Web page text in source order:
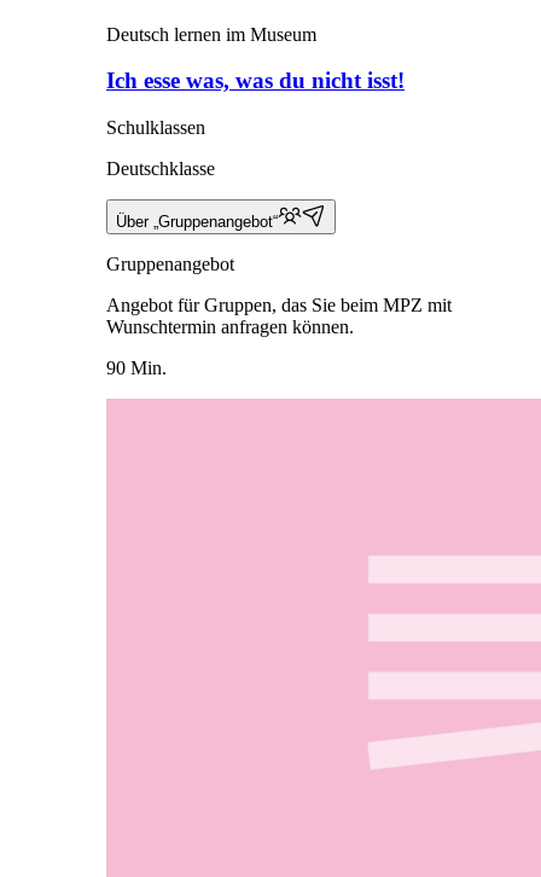
Deutsch lernen im Museum
Ich esse was, was du nicht isst!
Schulklassen
Deutschklasse
Über „Gruppenangebot“
Gruppenangebot
Angebot für Gruppen, das Sie beim MPZ mit
Wunschtermin anfragen können.
90 Min.